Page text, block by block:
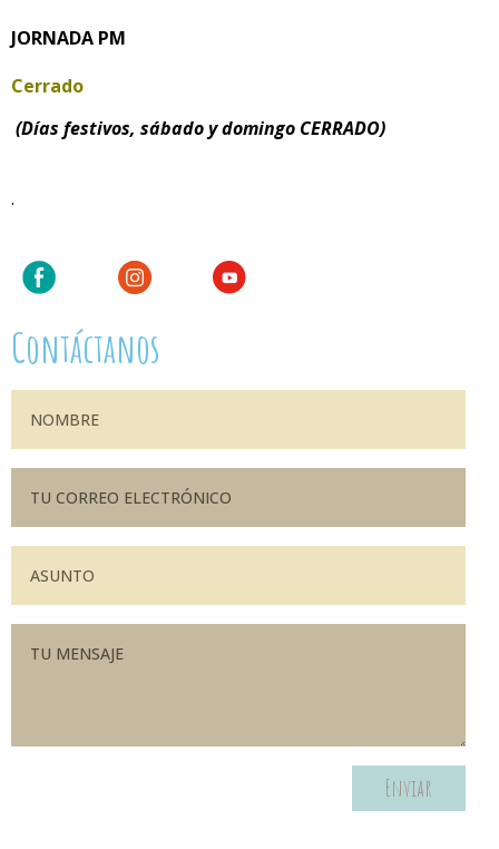
JORNADA PM
Cerrado
(Días festivos, sábado y domingo CERRADO)
.
Contáctanos
Enviar